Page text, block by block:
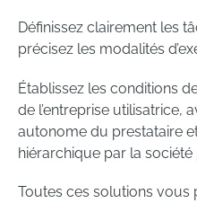
Définissez clairement les
précisez les modalités
Établissez les conditions
de l’entreprise utilisatrice,
autonome du prestataire
hiérarchique par la société
Toutes ces solutions vous